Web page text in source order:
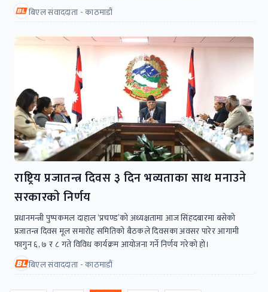
बिएल संवाददाता - काठमाडौं
राष्ट्रिय प्रजातन्त्र दिवस ३ दिन भव्यताका साथ मनाउने
सरकारकाे निर्णय
प्रधानमन्त्री पुष्पकमल दाहाल ‘प्रचण्ड’को अध्यक्षतामा आज सिंहदबारमा बसेको
प्रजातन्त्र दिवस मूल समारोह समितिको बैठकले दिवसका अवसर पारेर आगामी
फागुन ६, ७ र ८ गते विविध कार्यक्रम आयोजना गर्ने निर्णय गरेको हो।
बिएल संवाददाता - काठमाडौं